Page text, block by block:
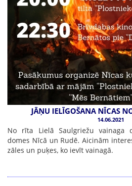
JĀŅU IELĪGOŠANA NĪCAS
14.06.2021
No rīta Lielā Saulgriežu vainaga
domes Nīcā un Rudē. Aicinām
zāles un puķes, ko ievīt vainagā.